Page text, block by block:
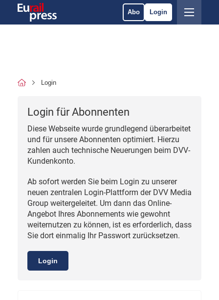
Abo Login
Login
Login für Abonnenten
Diese Webseite wurde grundlegend überarbeitet
und für unsere Abonnenten optimiert. Hierzu
zahlen auch technische Neuerungen beim DVV-
Kundenkonto.
Ab sofort werden Sie beim Login zu unserer
neuen zentralen Login-Plattform der DVV Media
Group weitergeleitet. Um dann das Online-
Angebot Ihres Abonnements wie gewohnt
weiternutzen zu können, ist es erforderlich, dass
Sie dort einmalig Ihr Passwort zurücksetzen.
Login